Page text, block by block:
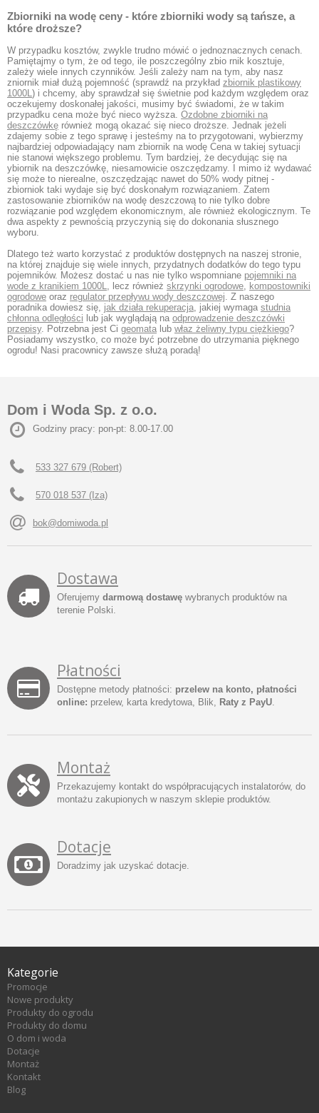
Zbiorniki na wodę ceny - które zbiorniki wody są tańsze, a
które droższe?
W przypadku kosztów, zwykle trudno mówić o jednoznacznych cenach.
Pamiętajmy o tym, że od tego, ile poszczególny zbio rnik kosztuje,
zależy wiele innych czynników. Jeśli zależy nam na tym, aby nasz
zniornik miał dużą pojemność (sprawdź na przykład zbiornik plastikowy
1000L) i chcemy, aby sprawdzał się świetnie pod każdym względem oraz
oczekujemy doskonałej jakości, musimy być świadomi, że w takim
przypadku cena może być nieco wyższa. Ozdobne zbiorniki na
deszczówkę również mogą okazać się nieco droższe. Jednak jeżeli
zdajemy sobie z tego sprawę i jesteśmy na to przygotowani, wybierzmy
najbardziej odpowiadający nam zbiornik na wodę Cena w takiej sytuacji
nie stanowi większego problemu. Tym bardziej, że decydując się na
ybiornik na deszczówkę, niesamowicie oszczędzamy. I mimo iż wydawać
się może to nierealne, oszczędzając nawet do 50% wody pitnej -
zbiorniok taki wydaje się być doskonałym rozwiązaniem. Zatem
zastosowanie zbiorników na wodę deszczową to nie tylko dobre
rozwiązanie pod względem ekonomicznym, ale również ekologicznym. Te
dwa aspekty z pewnością przyczynią się do dokonania słusznego
wyboru.
Dlatego też warto korzystać z produktów dostępnych na naszej stronie,
na której znajduje się wiele innych, przydatnych dodatków do tego typu
pojemników. Możesz dostać u nas nie tylko wspomniane pojemniki na
wode z kranikiem 1000L, lecz również skrzynki ogrodowe, kompostowniki
ogrodowe oraz regulator przepływu wody deszczowej. Z naszego
poradnika dowiesz się, jak działa rekuperacja, jakiej wymaga studnia
chłonna odległości lub jak wyglądają na odprowadzenie deszczówki
przepisy. Potrzebna jest Ci geomata lub właz żeliwny typu ciężkiego?
Posiadamy wszystko, co może być potrzebne do utrzymania pięknego
ogrodu! Nasi pracownicy zawsze służą poradą!
Dom i Woda Sp. z o.o.
Godziny pracy: pon-pt: 8.00-17.00
533 327 679 (Robert)
570 018 537 (Iza)
bok@domiwoda.pl
Dostawa
Oferujemy darmową dostawę wybranych produktów na
terenie Polski.
Płatności
Dostępne metody płatności: przelew na konto, płatności
online: przelew, karta kredytowa, Blik, Raty z PayU.
Montaż
Przekazujemy kontakt do współpracujących instalatorów, do
montażu zakupionych w naszym sklepie produktów.
Dotacje
Doradzimy jak uzyskać dotacje.
Kategorie
Promocje
Nowe produkty
Produkty do ogrodu
Produkty do domu
O dom i woda
Dotacje
Montaż
Kontakt
Blog